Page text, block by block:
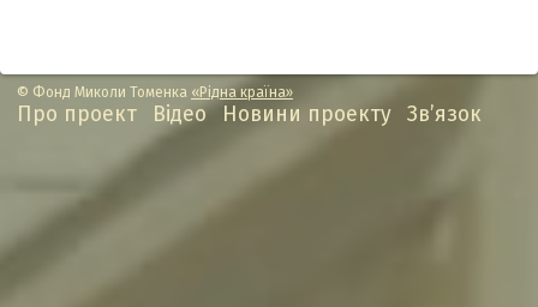
Про проект Відео Новини проекту Зв’язок
© Фонд Миколи Томенка «Рідна країна»